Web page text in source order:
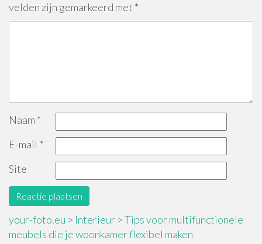
velden zijn gemarkeerd met *
Naam *
E-mail *
Site
your-foto.eu > Interieur >Tips voor multifunctionele
meubels die je woonkamer flexibel maken